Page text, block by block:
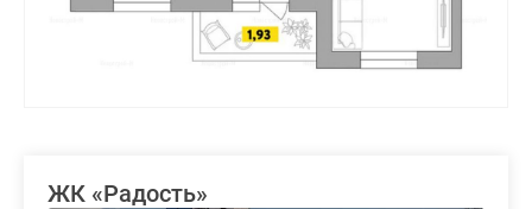
ЖК «Радость»